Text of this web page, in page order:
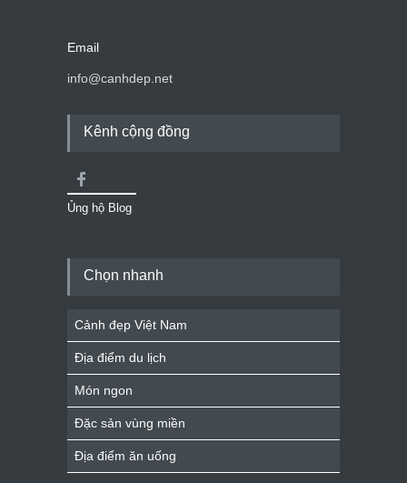
Email
info@canhdep.net
Kênh cộng đồng
Ủng hộ Blog
Chọn nhanh
Cảnh đẹp Việt Nam
Địa điểm du lịch
Món ngon
Đặc sản vùng miền
Địa điểm ăn uống